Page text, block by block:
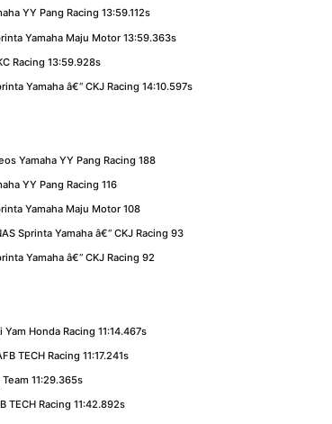
YY Pang Racing 13:59.112s
Yamaha Maju Motor 13:59.363s
Racing 13:59.928s
Yamaha â€“ CKJ Racing 14:10.597s
Yamaha YY Pang Racing 188
YY Pang Racing 116
Yamaha Maju Motor 108
Sprinta Yamaha â€“ CKJ Racing 93
Yamaha â€“ CKJ Racing 92
Honda Racing 11:14.467s
TECH Racing 11:17.241s
11:29.365s
TECH Racing 11:42.892s